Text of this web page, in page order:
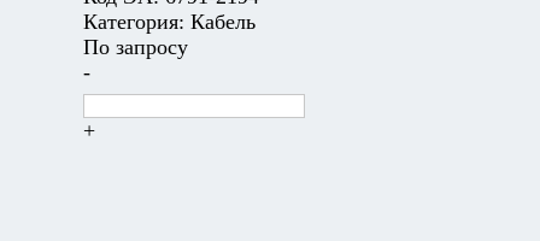
Категория: Кабель
По запросу
-
+